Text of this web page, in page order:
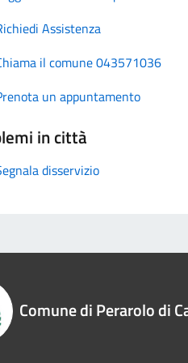
Assistenza
il comune 043571036
un appuntamento
in città
disservizio
Comune di Perarolo di